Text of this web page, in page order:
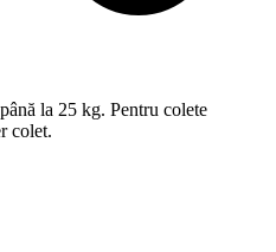
la 25 kg. Pentru colete
colet.